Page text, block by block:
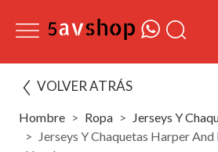
VOLVER ATRÁS
Hombre Ropa
Jerseys Y
Jerseys Y Chaquetas Harper